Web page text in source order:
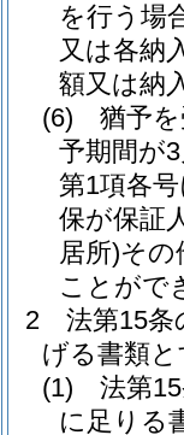
を行う場
又は各納
額又は納
(6)
猶予
予期間が
第1項各
保が保証
居所)その
ことがで
2
法第15
げる書類
(1)
法第
に足りる